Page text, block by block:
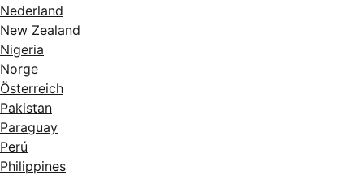
Nederland
New Zealand
Nigeria
Norge
Österreich
Pakistan
Paraguay
Perú
Philippines